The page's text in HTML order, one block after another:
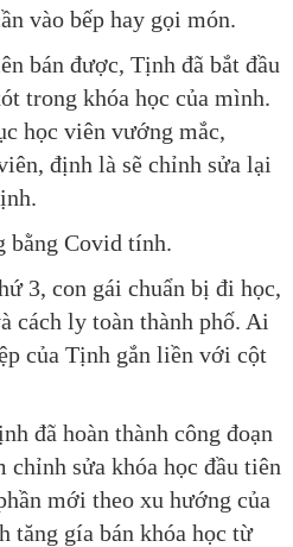
vào bếp hay gọi món.
bán được, Tịnh đã bắt đầu
trong khóa học của mình.
học viên vướng mắc,
định là sẽ chỉnh sửa lại
bằng Covid tính.
3, con gái chuẩn bị đi học,
cách ly toàn thành phố. Ai
của Tịnh gắn liền với cột
đã hoàn thành công đoạn
chỉnh sửa khóa học đầu tiên
mới theo xu hướng của
tăng gía bán khóa học từ